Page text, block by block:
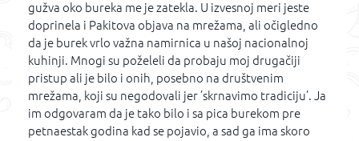
gužva oko bureka me je zatekla. U izvesnoj meri jeste
doprinela i Pakitova objava na mrežama, ali očigledno
da je burek vrlo važna namirnica u našoj nacionalnoj
kuhinji. Mnogi su poželeli da probaju moj drugačiji
pristup ali je bilo i onih, posebno na društvenim
mrežama, koji su negodovali jer ’skrnavimo tradiciju’. Ja
im odgovaram da je tako bilo i sa pica burekom pre
petnaestak godina kad se pojavio, a sad ga ima skoro